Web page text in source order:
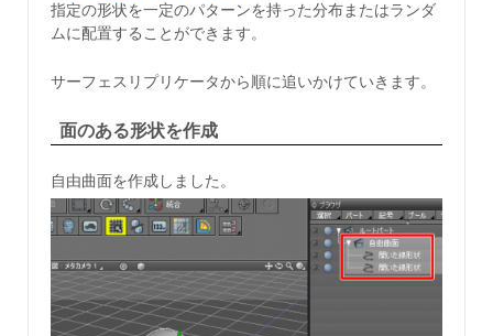
指定の形状を一定のパターンを持った分布またはランダ
ムに配置することができます。
サーフェスリプリケータから順に追いかけていきます。
面のある形状を作成
自由曲面を作成しました。